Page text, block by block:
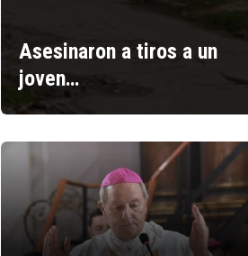
Asesinaron a tiros a un
joven…